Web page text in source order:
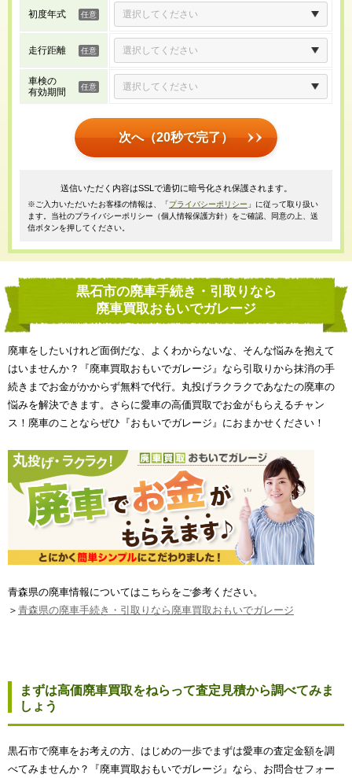
初度年式
走行距離
車検の
有効期間
次へ（20秒で完了）
送信いただく内容はSSLで適切に暗号化され保護されます。
※ご入力いただいたお客様の情報は、「プライバシーポリシー 」に従って取り扱い
ます。当社のプライバシーポリシー（個人情報保護方針）をご確認、同意の上、送
信ボタンを押してください。
黒石市の廃車手続き・引取りなら
廃車買取おもいでガレージ
廃車をしたいけれど面倒だな、よくわからないな、そんな悩みを抱えて
はいませんか？『廃車買取おもいでガレージ』なら引取りから抹消の手
続きまでお金がかからず無料で代行。丸投げラクラクであなたの廃車の
悩みを解決できます。さらに愛車の高価買取でお金がもらえるチャン
ス！廃車のことならぜひ『おもいでガレージ』におまかせください！
青森県の廃車情報についてはこちらをご参考ください。
＞ 青森県の廃車手続き・引取りなら廃車買取おもいでガレージ
まずは高価廃車買取をねらって査定見積から調べてみま
しょう
黒石市で廃車をお考えの方、はじめの一歩でまずは愛車の査定金額を調
べてみませんか？『廃車買取おもいでガレージ』なら、お問合せフォー